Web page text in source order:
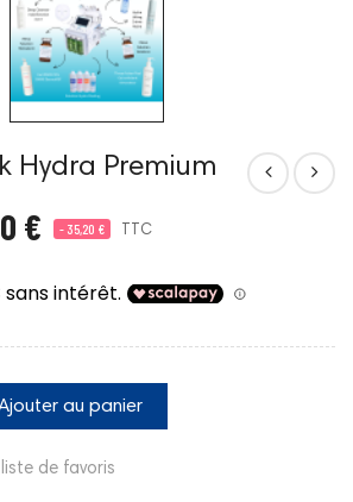
Hydra Premium
€ - 35,20 € TTC
au panier
de favoris